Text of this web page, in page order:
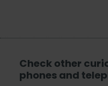
Check other
phones and